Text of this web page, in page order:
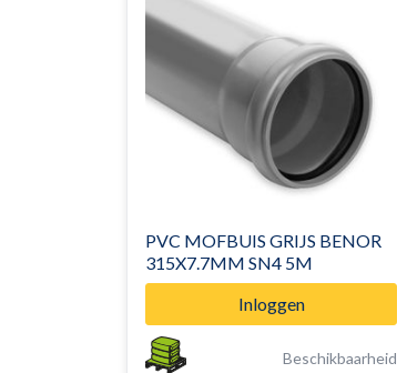
PVC MOFBUIS GRIJS BENOR
315X7.7MM SN4 5M
Inloggen
Beschikbaarheid